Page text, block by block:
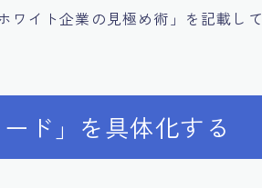
ワイト企業の見極め術」を記載して
ド」を具体化する